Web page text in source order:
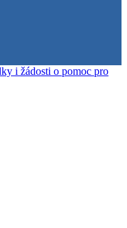
i žádosti o pomoc pro